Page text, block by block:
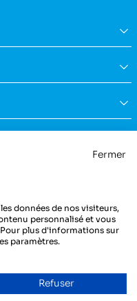
Fermer
données de nos visiteurs,
personnalisé et vous
plus d'informations sur
paramètres.
Refuser